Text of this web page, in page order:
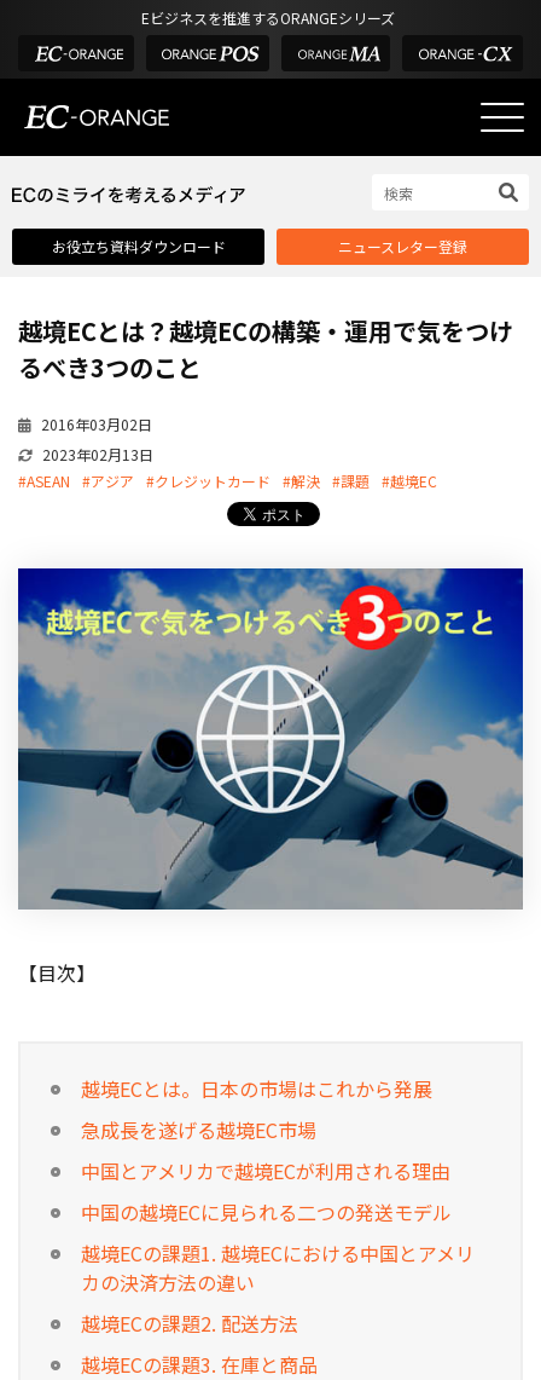
Eビジネスを推進するORANGEシリーズ
選ばれる理由
課題解決例
機能一覧
外部サービス連携
インフラ環境・サポート
特長
ショッピングモール型 EC
マルチテナント、マルチブランドなど
ECと通販の連動を可能に
EC運用支援
継続的に結果を出し続けるECサイトへ
ライセンス契約
内製化支援
導入事例
お役立ち記事
電話受付：平日 10:00~17:00
お役立ち資料ダウンロード ニュースレター登録
越境ECとは？越境ECの構築・運用で気をつけ
るべき3つのこと
2016年03月02日
2023年02月13日
#ASEAN
#アジア #クレジットカード #解決 #課題 #越境EC
【目次】
越境ECとは。日本の市場はこれから発展
急成長を遂げる越境EC市場
中国とアメリカで越境ECが利用される理由
中国の越境ECに見られる二つの発送モデル
越境ECの課題1. 越境ECにおける中国とアメリ
カの決済方法の違い
越境ECの課題2. 配送方法
越境ECの課題3. 在庫と商品